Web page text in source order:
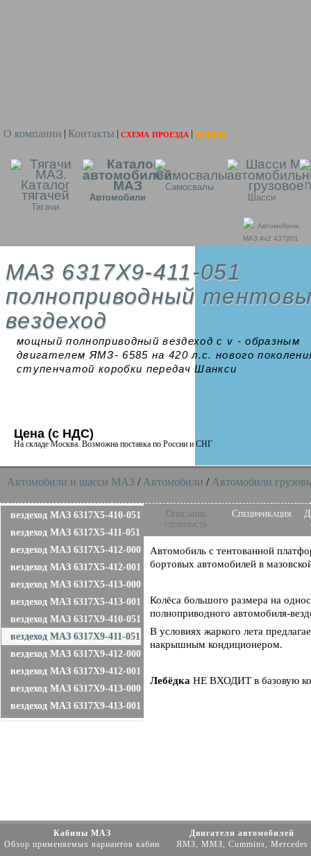
О компании Контакты схема проезда акции
Тягачи
Автомобили
Самосвалы
Шасси
Автомобили
МАЗ 4x2 437(8)1
МАЗ 6317X9-411-051
полноприводный
вездеход
мощный полноприводный вездеход с v - образным
двигателем ЯМЗ- 6585 на 420 л.с. нового
ступенчатой коробки передач Шанкси
Цена (с НДС)
На складе Москва. Возможна поставка по России и СНГ
Автомобили и шасси MAЗ / Автомобили / Автомобили
вездеход МАЗ 6317X5-410-051
вездеход МАЗ 6317X5-411-051
вездеход МАЗ 6317X5-412-000
вездеход МАЗ 6317X5-412-001
вездеход МАЗ 6317X5-413-000
вездеход МАЗ 6317X5-413-001
вездеход МАЗ 6317X9-410-051
вездеход МАЗ 6317X9-411-051
вездеход МАЗ 6317X9-412-000
вездеход МАЗ 6317X9-412-001
вездеход МАЗ 6317X9-413-000
вездеход МАЗ 6317X9-413-001
Описание
стоимость
Спецификация
Автомобиль с тентованной
бортовых автомобилей в
Колёса большого размера на
полноприводного автомобиля-
В условиях жаркого лета
накрышным кондиционером.
Лебёдка НЕ ВХОДИТ в базовую
Кабины МАЗ
Обзор применяемых вариантов кабин
Двигатели автомобилей
ЯМЗ, ММЗ, Cummins, Mercedes